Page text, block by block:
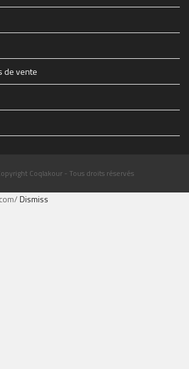
FINAL-Flyer-recto-WEB.jpg
de vente
Coqlakour - Tous droits réservés
Dismiss